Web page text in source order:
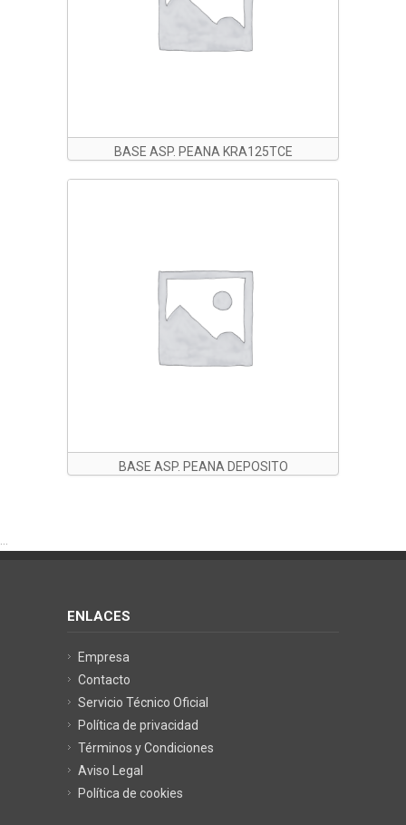
BASE ASP. PEANA KRA125TCE
BASE ASP. PEANA DEPOSITO
ENLACES
Empresa
Contacto
Servicio Técnico Oficial
Política de privacidad
Términos y Condiciones
Aviso Legal
Política de cookies